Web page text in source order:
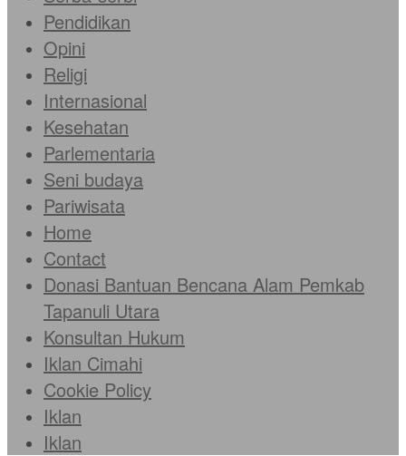
Pendidikan
Opini
Religi
Internasional
Kesehatan
Parlementaria
Seni budaya
Pariwisata
Home
Contact
Donasi Bantuan Bencana Alam Pemkab
Tapanuli Utara
Konsultan Hukum
Iklan Cimahi
Cookie Policy
Iklan
Iklan